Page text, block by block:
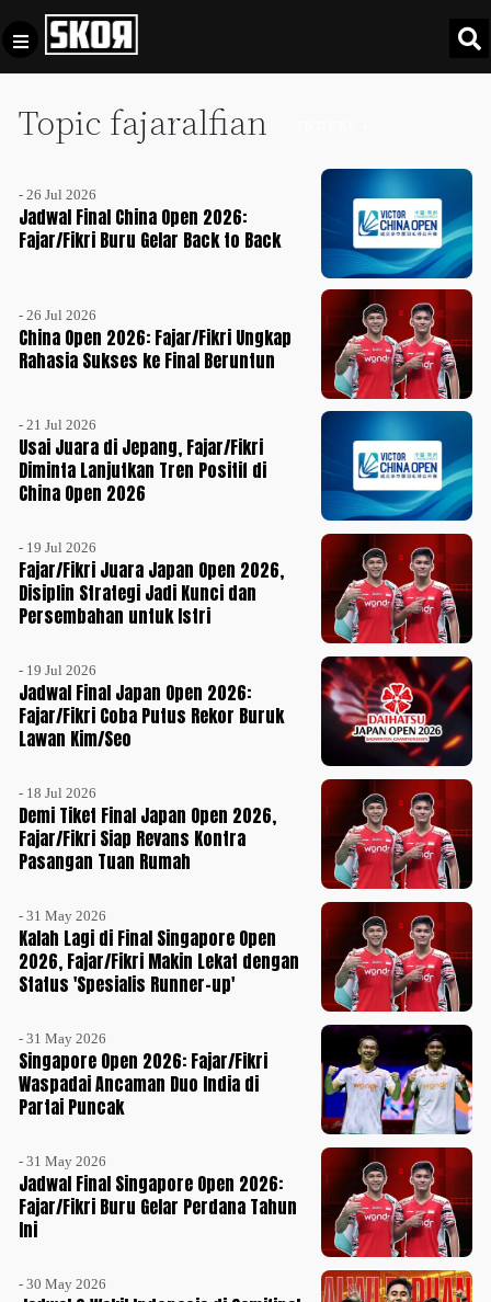
Topic fajaralfian
- 26 Jul 2026
Jadwal Final China Open 2026:
Fajar/Fikri Buru Gelar Back to Back
- 26 Jul 2026
China Open 2026: Fajar/Fikri Ungkap
Rahasia Sukses ke Final Beruntun
- 21 Jul 2026
Usai Juara di Jepang, Fajar/Fikri
Diminta Lanjutkan Tren Positif di
China Open 2026
- 19 Jul 2026
Fajar/Fikri Juara Japan Open 2026,
Disiplin Strategi Jadi Kunci dan
Persembahan untuk Istri
- 19 Jul 2026
Jadwal Final Japan Open 2026:
Fajar/Fikri Coba Putus Rekor Buruk
Lawan Kim/Seo
- 18 Jul 2026
Demi Tiket Final Japan Open 2026,
Fajar/Fikri Siap Revans Kontra
Pasangan Tuan Rumah
- 31 May 2026
Kalah Lagi di Final Singapore Open
2026, Fajar/Fikri Makin Lekat dengan
Status 'Spesialis Runner-up'
- 31 May 2026
Singapore Open 2026: Fajar/Fikri
Waspadai Ancaman Duo India di
Partai Puncak
- 31 May 2026
Jadwal Final Singapore Open 2026:
Fajar/Fikri Buru Gelar Perdana Tahun
Ini
- 30 May 2026
Football +
Culture
Timnas
Indonesia
SPECIAL
Video
Privacy
Pedoman
Pemberitaan
Media
Disclaimer
Tentang